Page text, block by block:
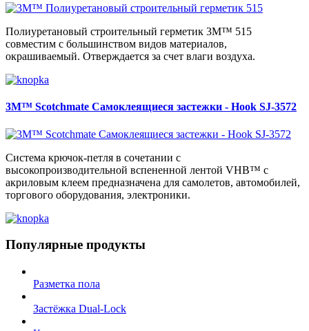
Полиуретановый строительный герметик 3M™ 515
совместим с большинством видов материалов,
окрашиваемый. Отверждается за счет влаги воздуха.
3M™ Scotchmate Самоклеящиеся застежки - Hook SJ-3572
Система крючок-петля в сочетании с
высокопроизводительной вспененной лентой VHB™ с
акриловым клеем предназначена для самолетов, автомобилей,
торгового оборудования, электроники.
Популярные продукты
Разметка пола
Застёжка Dual-Lock